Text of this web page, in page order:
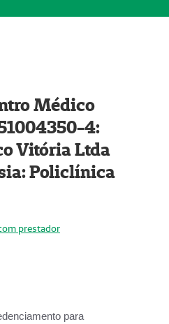
Médico
4:
Vitória Ltda
Policlínica
prestador
para